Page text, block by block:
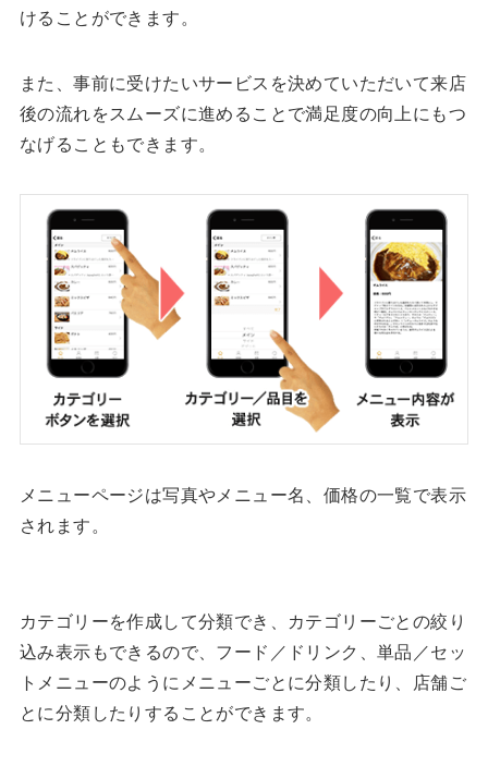
けることができます。
また、事前に受けたいサービスを決めていただいて来店
後の流れをスムーズに進めることで満足度の向上にもつ
なげることもできます。
メニューページは写真やメニュー名、価格の一覧で表示
されます。
カテゴリーを作成して分類でき、カテゴリーごとの絞り
込み表示もできるので、フード／ドリンク、単品／セッ
トメニューのようにメニューごとに分類したり、店舗ご
とに分類したりすることができます。